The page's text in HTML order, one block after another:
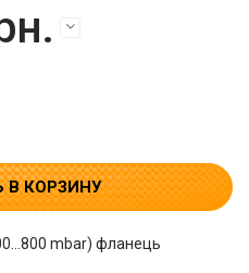
В КОРЗИНУ
mbar) фланець